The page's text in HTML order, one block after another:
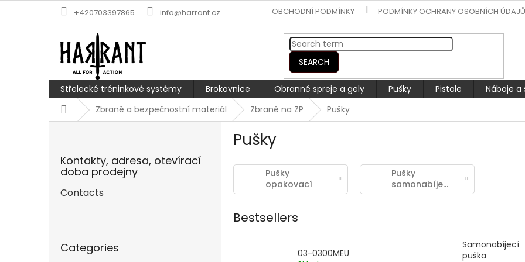
+420703397865 info@harrant.cz OBCHODNÍ PODMÍNKY PODMÍNKY OCHRANY OSOBNÍCH ÚDAJŮ
SEARCH
Střelecké tréninkové systémy Brokovnice Obranné spreje a gely Pušky Pistole Náboje a
Home Zbraně a bezpečnostní materiál Zbraně na ZP Pušky
Kontakty, adresa, otevírací
doba prodejny
Contacts
categories
Categories
Pušky
Pušky
opakovací
Pušky
samonabíjecí
Bestsellers
03-0300MEU
Samonabíjecí
puška